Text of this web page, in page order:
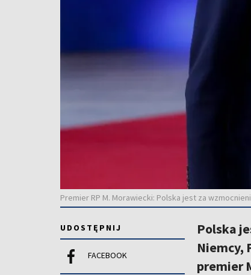
Premier RP M. Morawiecki: Polska jest za
UDOSTĘPNIJ
FACEBOOK
Polska
Niemcy,
premier